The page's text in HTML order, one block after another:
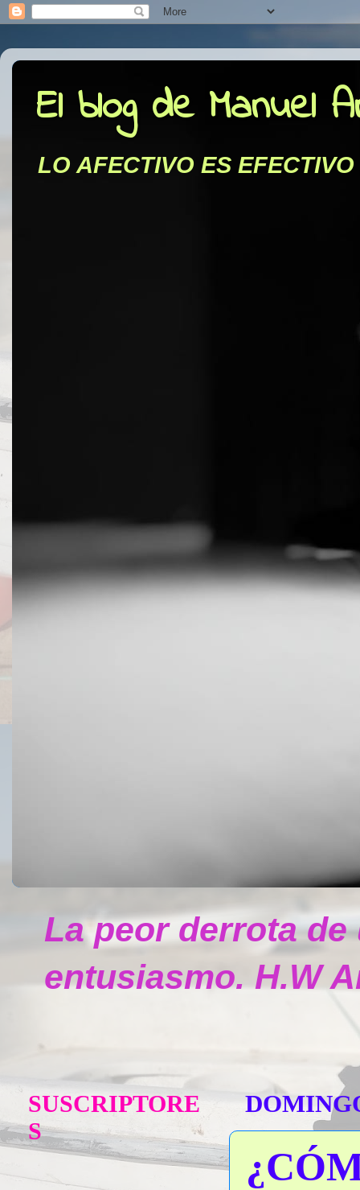
El blog de Manuel
LO AFECTIVO ES EFECTIVO
La peor derrota
entusiasmo. H.W
SUSCRIPTORE
S